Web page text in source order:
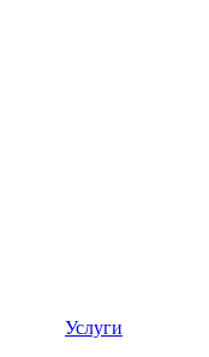
Услуги